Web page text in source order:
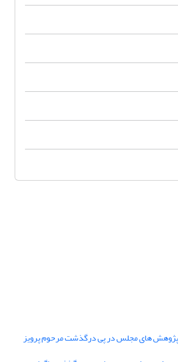
پژوهش های مجلس در پی درگذشت مرحوم پرویز